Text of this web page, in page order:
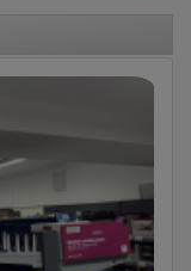
piramidal
300.000